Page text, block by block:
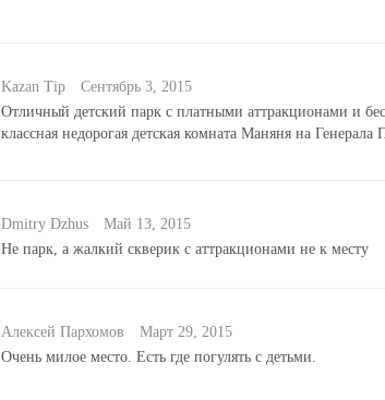
Kazan Tip
Сентябрь 3, 2015
Отличный детский парк с платными аттракционами и
классная недорогая детская комната Маняня на
Dmitry Dzhus
Май 13, 2015
Не парк, а жалкий скверик с аттракционами не к месту
Алексей Пархомов
Mарт 29, 2015
Очень милое место. Есть где погулять с детьми.